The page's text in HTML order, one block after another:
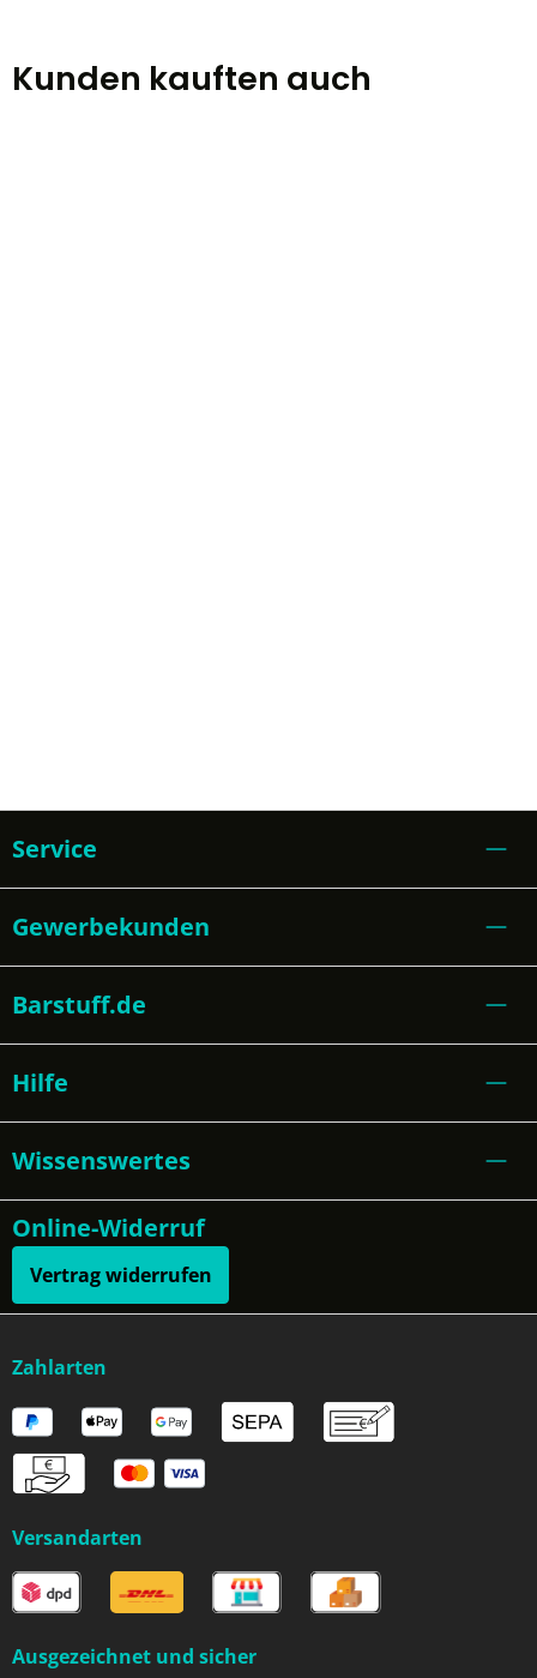
Kunden kauften auch
Service
Gewerbekunden
Barstuff.de
Hilfe
Wissenswertes
Online-Widerruf
Vertrag widerrufen
Zahlarten
Versandarten
Ausgezeichnet und sicher